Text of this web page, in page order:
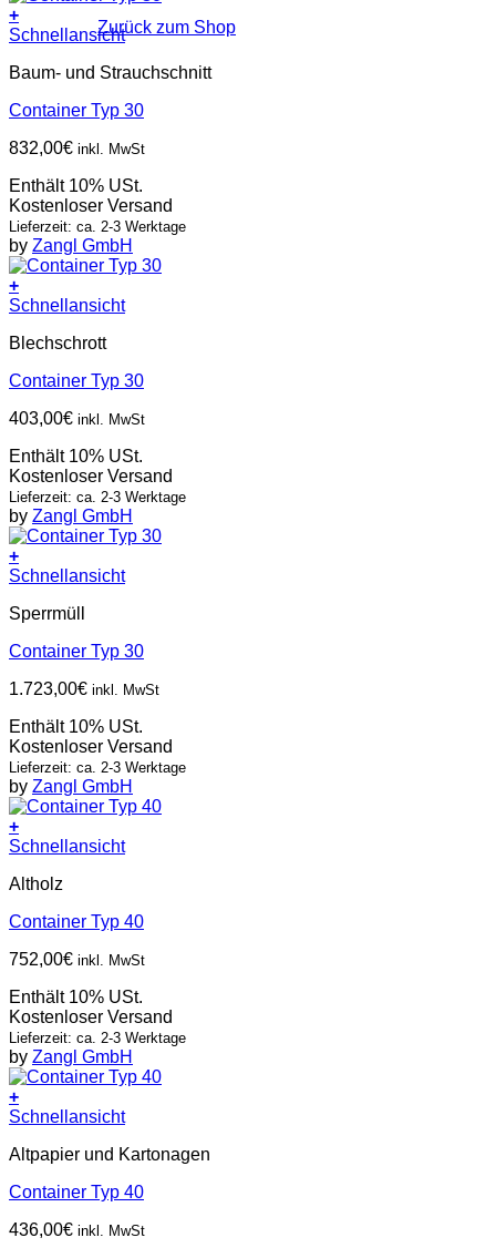
Zurück zum Shop
+
Schnellansicht
Baum- und Strauchschnitt
Container Typ 30
832,00€ inkl. MwSt
Enthält 10% USt.
Kostenloser Versand
Lieferzeit: ca. 2-3 Werktage
by Zangl GmbH
+
Schnellansicht
Blechschrott
Container Typ 30
403,00€ inkl. MwSt
Enthält 10% USt.
Kostenloser Versand
Lieferzeit: ca. 2-3 Werktage
by Zangl GmbH
+
Schnellansicht
Sperrmüll
Container Typ 30
1.723,00€ inkl. MwSt
Enthält 10% USt.
Kostenloser Versand
Lieferzeit: ca. 2-3 Werktage
by Zangl GmbH
+
Schnellansicht
Altholz
Container Typ 40
752,00€ inkl. MwSt
Enthält 10% USt.
Kostenloser Versand
Lieferzeit: ca. 2-3 Werktage
by Zangl GmbH
+
Schnellansicht
Altpapier und Kartonagen
Container Typ 40
436,00€ inkl. MwSt